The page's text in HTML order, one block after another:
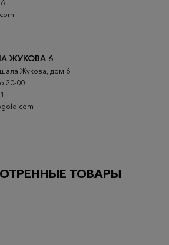
ЖУКОВА 6
Жукова, дом 6
20-00
ТОВАРЫ